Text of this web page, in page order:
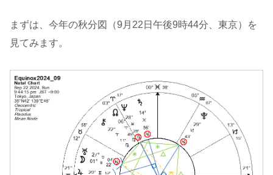
まずは、今年の秋分図（9月22日午後9時44分、東京）を
見てみます。